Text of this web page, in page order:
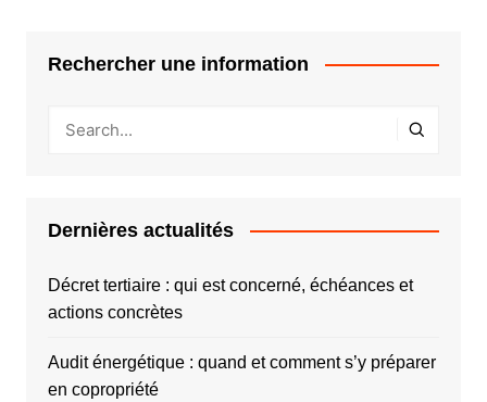
Rechercher une information
Dernières actualités
Décret tertiaire : qui est concerné, échéances et
actions concrètes
Audit énergétique : quand et comment s’y préparer
en copropriété